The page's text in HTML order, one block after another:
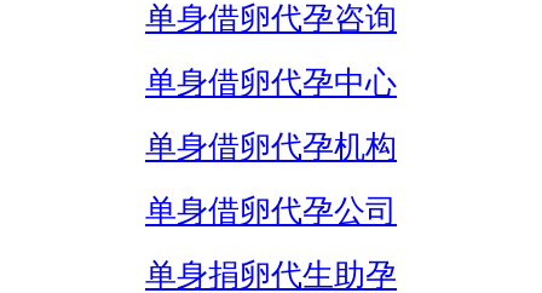
单身借卵代孕咨询
单身借卵代孕中心
单身借卵代孕机构
单身借卵代孕公司
单身捐卵代生助孕